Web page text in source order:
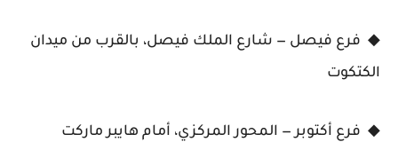
◆ فرع فيصل — شارع الملك فيصل، بالقرب من ميدان
الكتكوت
◆ فرع أكتوبر — المحور المركزي، أمام هايبر ماركت